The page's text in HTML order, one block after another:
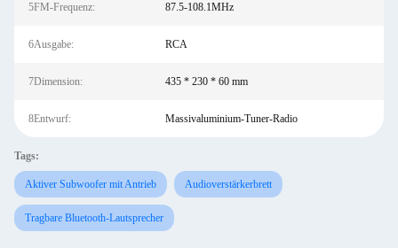
5FM-Frequenz: 87.5-108.1MHz
6Ausgabe: RCA
7Dimension: 435 * 230 * 60 mm
8Entwurf: Massivaluminium-Tuner-Radio
Tags:
Aktiver Subwoofer mit Antrieb Audioverstärkerbrett
Tragbare Bluetooth-Lautsprecher